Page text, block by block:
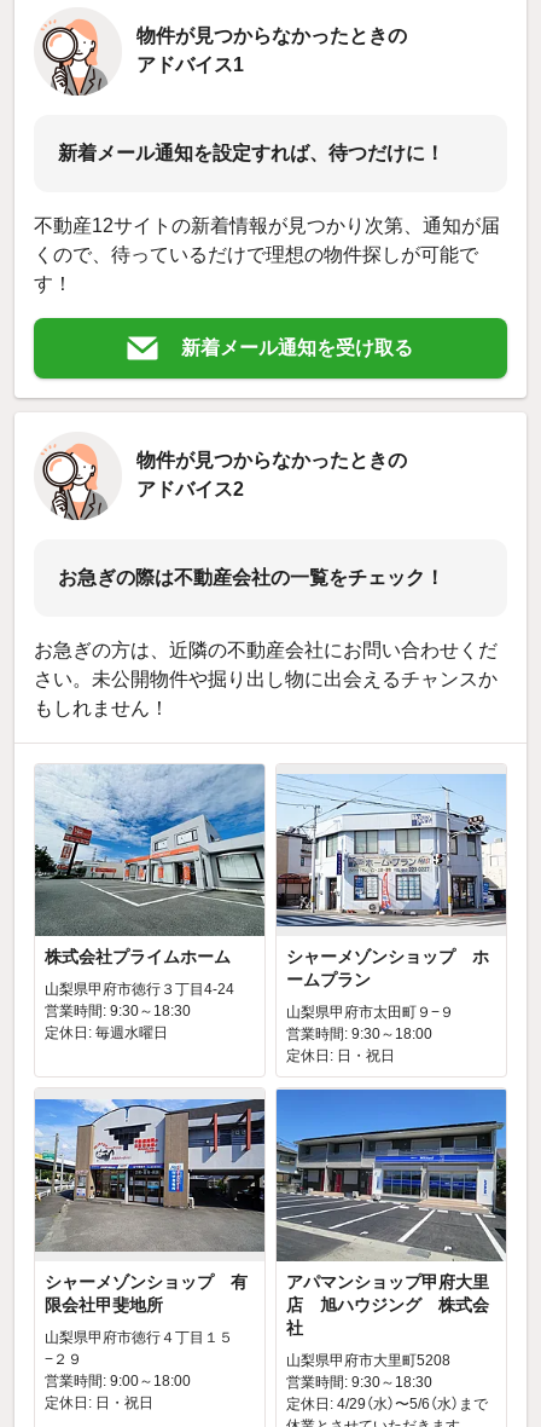
物件が見つからなかったときの
アドバイス1
新着メール通知を設定すれば、待つだけに！
不動産12サイトの新着情報が見つかり次第、通知が届
くので、待っているだけで理想の物件探しが可能で
す！
新着メール通知を受け取る
物件が見つからなかったときの
アドバイス2
お急ぎの際は不動産会社の一覧をチェック！
お急ぎの方は、近隣の不動産会社にお問い合わせくだ
さい。未公開物件や掘り出し物に出会えるチャンスか
もしれません！
株式会社プライムホーム
山梨県甲府市徳行３丁目4-24
営業時間: 9:30～18:30
定休日: 毎週水曜日
シャーメゾンショップ ホ
ームプラン
山梨県甲府市太田町９−９
営業時間: 9:30～18:00
定休日: 日・祝日
シャーメゾンショップ 有
限会社甲斐地所
山梨県甲府市徳行４丁目１５
−２９
営業時間: 9:00～18:00
定休日: 日・祝日
アパマンショップ甲府大里
店 旭ハウジング 株式会
社
山梨県甲府市大里町5208
営業時間: 9:30～18:30
定休日: 4/29（水）〜5/6（水）まで